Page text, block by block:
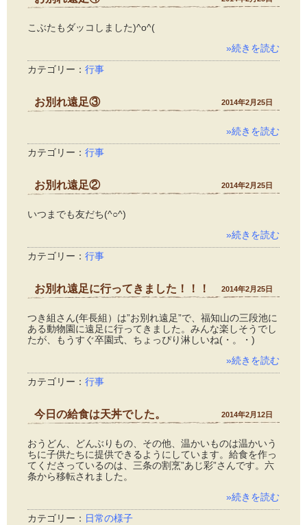
こぶたもダッコしました)^o^(
»続きを読む
カテゴリー： 行事
お別れ遠足③ 2014年2月25日
»続きを読む
カテゴリー： 行事
お別れ遠足② 2014年2月25日
いつまでも友だち(^○^)
»続きを読む
カテゴリー： 行事
お別れ遠足に行ってきました！！！ 2014年2月25日
つき組さん(年長組）は”お別れ遠足”で、福知山の三段池に
ある動物園に遠足に行ってきました。みんな楽しそうでし
たが、もうすぐ卒園式、ちょっぴり淋しいね(・。・)
»続きを読む
カテゴリー： 行事
今日の給食は天丼でした。 2014年2月12日
おうどん、どんぶりもの、その他、温かいものは温かいう
ちに子供たちに提供できるようにしています。給食を作っ
てくださっているのは、三条の割烹”あじ彩”さんです。六
条から移転されました。
»続きを読む
カテゴリー： 日常の様子